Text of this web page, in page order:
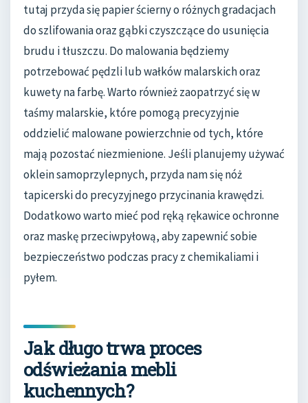
tutaj przyda się papier ścierny o różnych gradacjach
do szlifowania oraz gąbki czyszczące do usunięcia
brudu i tłuszczu. Do malowania będziemy
potrzebować pędzli lub wałków malarskich oraz
kuwety na farbę. Warto również zaopatrzyć się w
taśmy malarskie, które pomogą precyzyjnie
oddzielić malowane powierzchnie od tych, które
mają pozostać niezmienione. Jeśli planujemy używać
oklein samoprzylepnych, przyda nam się nóż
tapicerski do precyzyjnego przycinania krawędzi.
Dodatkowo warto mieć pod ręką rękawice ochronne
oraz maskę przeciwpyłową, aby zapewnić sobie
bezpieczeństwo podczas pracy z chemikaliami i
pyłem.
Jak długo trwa proces
odświeżania mebli
kuchennych?